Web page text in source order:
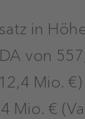
in
von
Mio.
€